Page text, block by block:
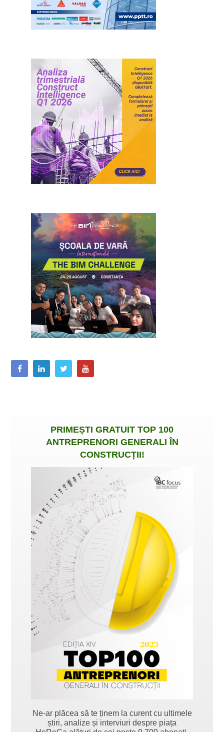
PRIMEȘTI GRATUIT TOP 100
ANTREPRENORI GENERALI ÎN
CONSTRUCȚII!
Ne-ar plăcea să te ținem la curent cu ultimele
știri, analize și interviuri despre piața